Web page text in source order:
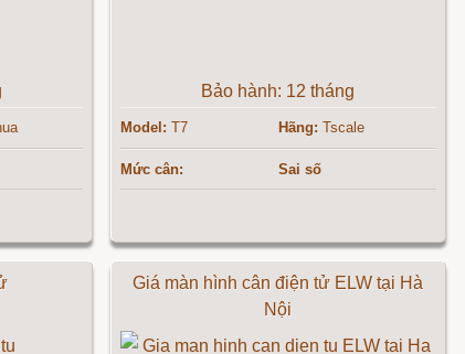
Bảo hành: 12 tháng
Model: T7 Hãng: Tscale
Mức cân: Sai số
Giá màn hình cân điện tử ELW tại Hà
Nội